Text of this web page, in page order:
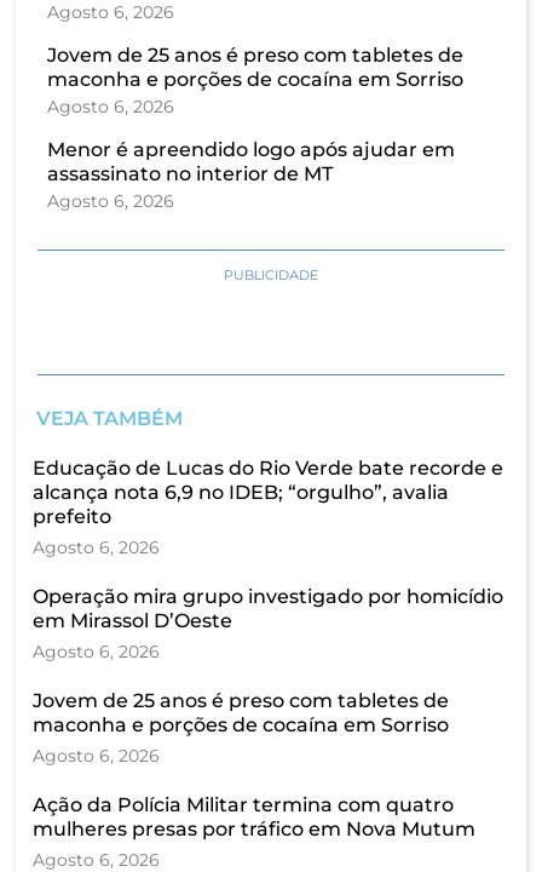
Agosto 6, 2026
Jovem de 25 anos é preso com tabletes de
maconha e porções de cocaína em Sorriso
Agosto 6, 2026
Menor é apreendido logo após ajudar em
assassinato no interior de MT
Agosto 6, 2026
PUBLICIDADE
VEJA TAMBÉM
Educação de Lucas do Rio Verde bate recorde e
alcança nota 6,9 no IDEB; “orgulho”, avalia
prefeito
Agosto 6, 2026
Operação mira grupo investigado por homicídio
em Mirassol D’Oeste
Agosto 6, 2026
Jovem de 25 anos é preso com tabletes de
maconha e porções de cocaína em Sorriso
Agosto 6, 2026
Ação da Polícia Militar termina com quatro
mulheres presas por tráfico em Nova Mutum
Agosto 6, 2026